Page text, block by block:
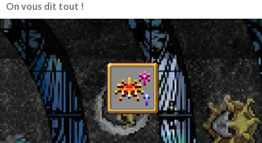
On vous dit tout !